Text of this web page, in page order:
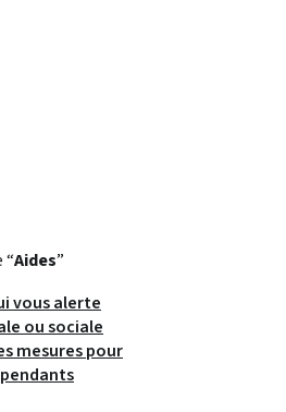
“Aides”
vous alerte
ou sociale
mesures pour